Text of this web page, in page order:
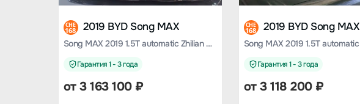
CHE
168 2019 BYD Song MAX
Song MAX 2019 1.5T automatic Zhilian Ruiyi sunroof type 6-seater Country VI
Гарантия 1 - 3 года
от3 163 100₽
CHE
168 2019 BYD Song MAX
Гарантия 1 - 3 года
от3 118 200₽